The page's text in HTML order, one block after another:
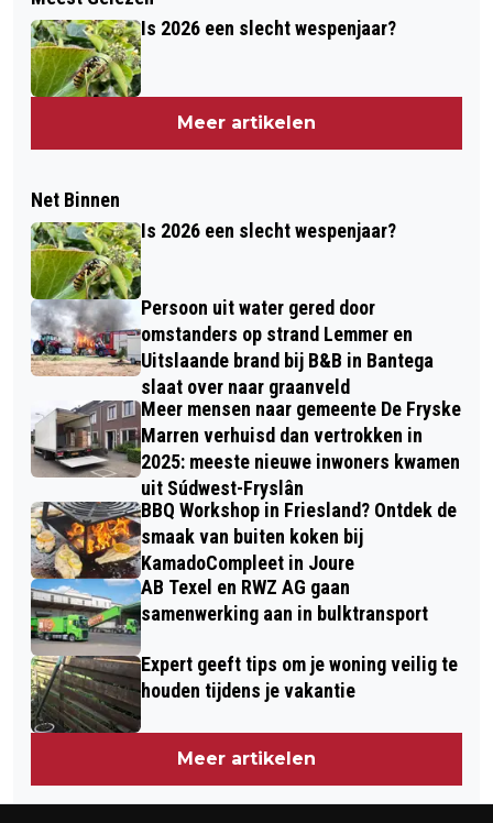
Is 2026 een slecht wespenjaar?
Meer artikelen
Net Binnen
Is 2026 een slecht wespenjaar?
Persoon uit water gered door
omstanders op strand Lemmer en
Uitslaande brand bij B&B in Bantega
slaat over naar graanveld
Meer mensen naar gemeente De Fryske
Marren verhuisd dan vertrokken in
2025: meeste nieuwe inwoners kwamen
uit Súdwest-Fryslân
BBQ Workshop in Friesland? Ontdek de
smaak van buiten koken bij
KamadoCompleet in Joure
AB Texel en RWZ AG gaan
samenwerking aan in bulktransport
Expert geeft tips om je woning veilig te
houden tijdens je vakantie
Meer artikelen